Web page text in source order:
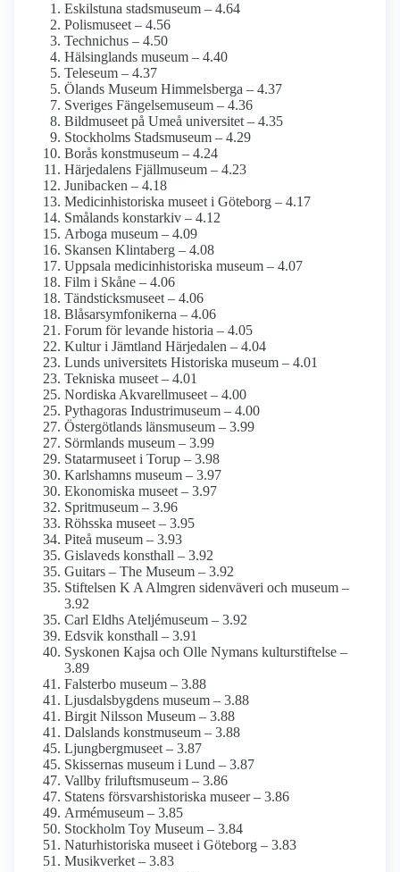
Eskilstuna stadsmuseum – 4.64
Polismuseet – 4.56
Technichus – 4.50
Hälsinglands museum – 4.40
Teleseum – 4.37
Ölands Museum Himmelsberga – 4.37
Sveriges Fängelsemuseum – 4.36
Bildmuseet på Umeå universitet – 4.35
Stockholms Stadsmuseum – 4.29
Borås konstmuseum – 4.24
Härjedalens Fjällmuseum – 4.23
Junibacken – 4.18
Medicinhistoriska museet i Göteborg – 4.17
Smålands konstarkiv – 4.12
Arboga museum – 4.09
Skansen Klintaberg – 4.08
Uppsala medicinhistoriska museum – 4.07
Film i Skåne – 4.06
Tändsticks­museet – 4.06
Blåsar­symfonikerna – 4.06
Forum för levande historia – 4.05
Kultur i Jämtland Härjedalen – 4.04
Lunds universitets Historiska museum – 4.01
Tekniska museet – 4.01
Nordiska Akvarellmuseet – 4.00
Pythagoras Industrimuseum – 4.00
Östergötlands länsmuseum – 3.99
Sörmlands museum – 3.99
Statarmuseet i Torup – 3.98
Karlshamns museum – 3.97
Ekonomiska museet – 3.97
Spritmuseum – 3.96
Röhsska museet – 3.95
Piteå museum – 3.93
Gislaveds konsthall – 3.92
Guitars – The Museum – 3.92
Stiftelsen K A Almgren sidenväveri och museum –
3.92
Carl Eldhs Ateljémuseum – 3.92
Edsvik konsthall – 3.91
Syskonen Kajsa och Olle Nymans kulturstiftelse –
3.89
Falsterbo museum – 3.88
Ljusdals­bygdens museum – 3.88
Birgit Nilsson Museum – 3.88
Dalslands konstmuseum – 3.88
Ljungberg­museet – 3.87
Skissernas museum i Lund – 3.87
Vallby friluftsmuseum – 3.86
Statens försvars­historiska museer – 3.86
Armé­museum – 3.85
Stockholm Toy Museum – 3.84
Naturhistoriska museet i Göteborg – 3.83
Musikverket – 3.83